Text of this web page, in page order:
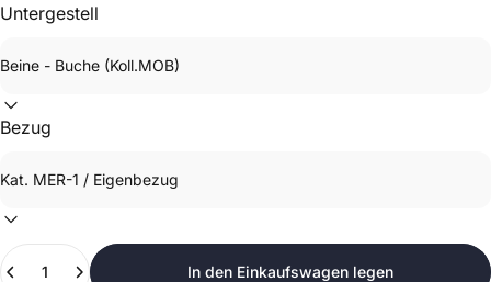
Untergestell
Bezug
Anzahl
In den Einkaufswagen legen